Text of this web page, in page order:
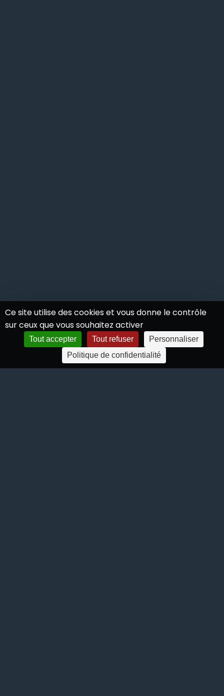
Ce site utilise des cookies et vous donne le contrôle
sur ceux que vous souhaitez activer
Tout accepter Tout refuser
Personnaliser
Politique de confidentialité